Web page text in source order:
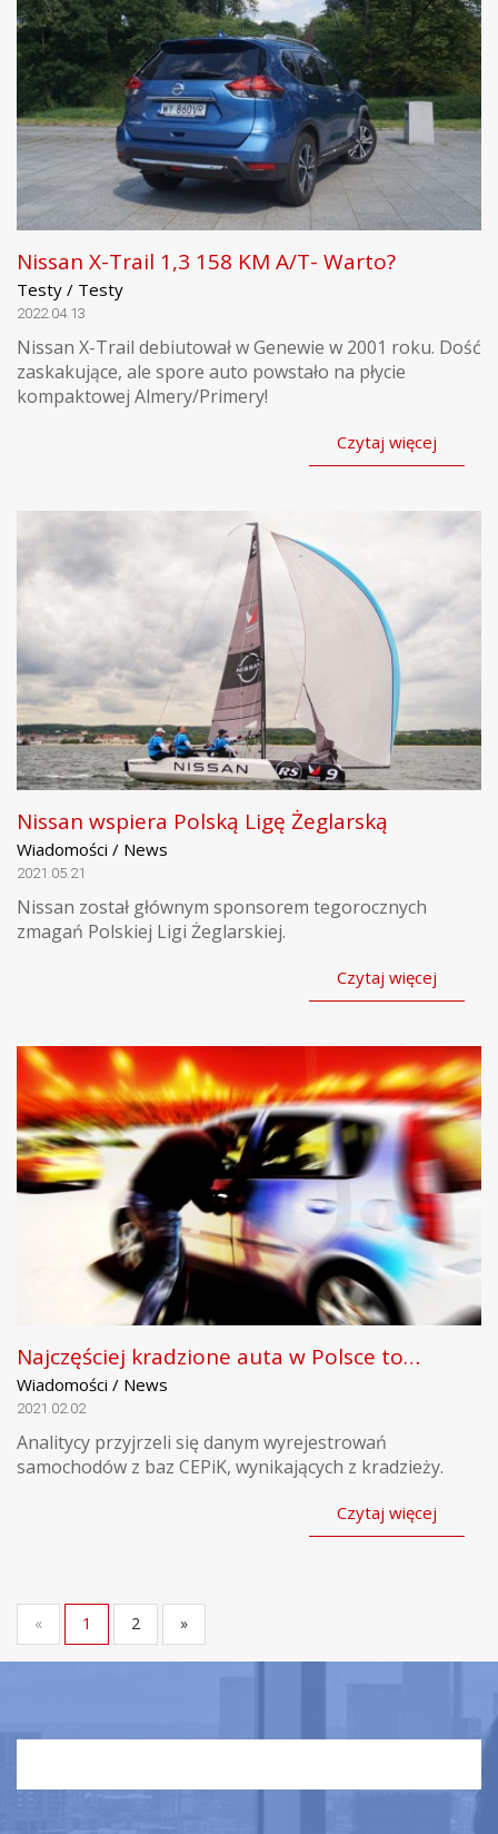
Nissan X-Trail 1,3 158 KM A/T- Warto?
Testy / Testy
2022.04.13
Nissan X-Trail debiutował w Genewie w 2001 roku. Dość
zaskakujące, ale spore auto powstało na płycie
kompaktowej Almery/Primery!
Czytaj więcej
Nissan wspiera Polską Ligę Żeglarską
Wiadomości / News
2021.05.21
Nissan został głównym sponsorem tegorocznych
zmagań Polskiej Ligi Żeglarskiej.
Czytaj więcej
Najczęściej kradzione auta w Polsce to…
Wiadomości / News
2021.02.02
Analitycy przyjrzeli się danym wyrejestrowań
samochodów z baz CEPiK, wynikających z kradzieży.
Czytaj więcej
« 1 2 »